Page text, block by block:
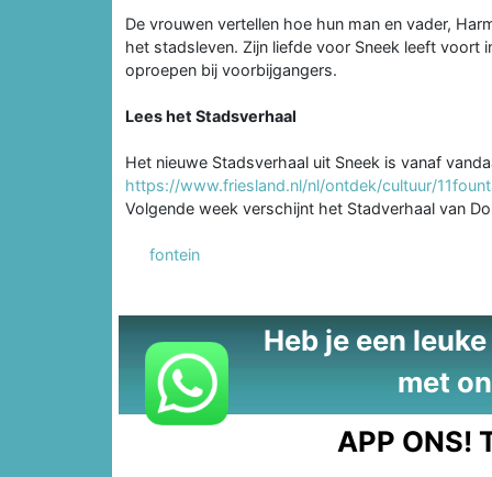
De vrouwen vertellen hoe hun man en vader,
het stadsleven. Zijn liefde voor Sneek leeft voort
oproepen bij voorbijgangers.
Lees het Stadsverhaal
Het nieuwe Stadsverhaal uit Sneek is vanaf
https://www.friesland.nl/nl/ontdek/cultuur/
Volgende week verschijnt het Stadverhaal van
fontein
Heb je een
met
APP ONS!